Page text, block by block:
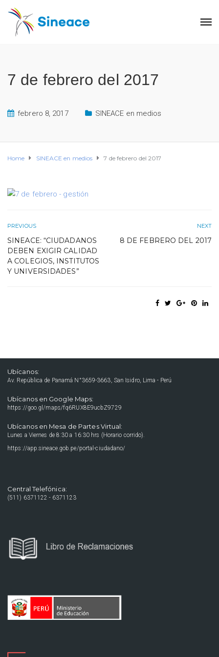
7 de febrero del 2017
febrero 8, 2017 SINEACE en medios
Home SINEACE en medios 7 de febrero del 2017
PREVIOUS
SINEACE: “CIUDADANOS
DEBEN EXIGIR CALIDAD
A COLEGIOS, INSTITUTOS
Y UNIVERSIDADES”
NEXT
8 DE FEBRERO DEL 2017
Ubícanos:
Av. República de Panamá N°3659-3663, San Isidro, Lima - Perú
Ubícanos en Google Maps:
https://goo.gl/maps/fq6RUX8E9ucbZ9729
Ubícanos en Mesa de Partes Virtual:
Lunes a Viernes de 8:30 a 16:30 hrs (Horario corrido).
https://app.sineace.gob.pe/portal-ciudadano/
Central Telefónica:
(511) 6371122 - 6371123